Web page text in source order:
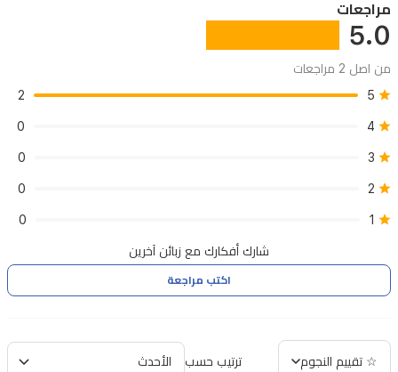
مراجعات
5.0
من اصل 2 مراجعات
5
2
4
0
3
0
2
0
1
0
شارك أفكارك مع زبائن آخرين
اكتب مراجعة
☆ تقييم النجوم ترتيب حسب